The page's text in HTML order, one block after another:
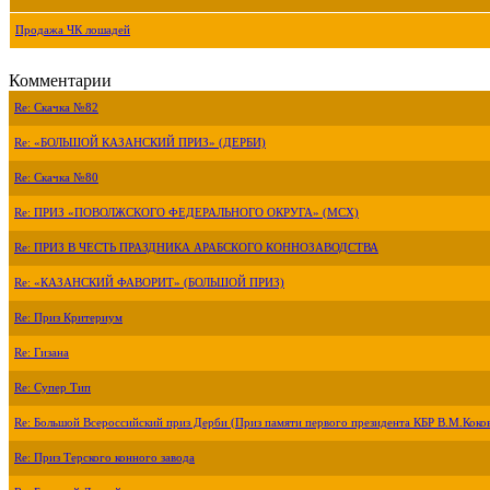
Продажа ЧК лошадей
Комментарии
Re: Скачка №82
Re: «БОЛЬШОЙ КАЗАНСКИЙ ПРИЗ» (ДЕРБИ)
Re: Скачка №80
Re: ПРИЗ «ПОВОЛЖСКОГО ФЕДЕРАЛЬНОГО ОКРУГА» (МСХ)
Re: ПРИЗ В ЧЕСТЬ ПРАЗДНИКА АРАБСКОГО КОННОЗАВОДСТВА
Re: «КАЗАНСКИЙ ФАВОРИТ» (БОЛЬШОЙ ПРИЗ)
Re: Приз Критериум
Re: Гизана
Re: Супер Тип
Re: Большой Всероссийский приз Дерби (Приз памяти первого президента КБР
Re: Приз Терского конного завода